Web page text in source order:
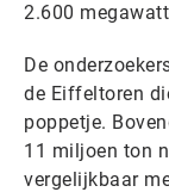
2.600
De
de Eiffeltoren
poppetje.
11 miljoen ton
vergelijkbaar